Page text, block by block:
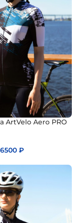
ArtVelo Aero PRO
6500₽